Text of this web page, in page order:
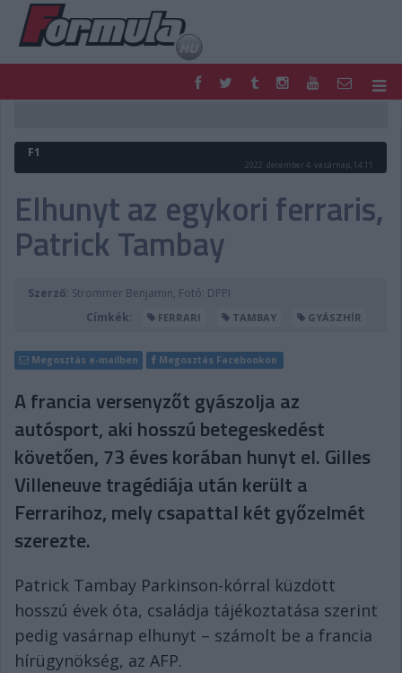
FORMULA
MOTOR
HAZAI
PODCAST
SHOP
LIVE
DIGITÁLIS MAGAZIN
PONTÁLLÁSOK
F1
2022. december 4. vasárnap, 14:11
Elhunyt az egykori ferraris,
Patrick Tambay
Szerző: Strommer Benjamin, Fotó: DPPI
Címkék:
FERRARI TAMBAY GYÁSZHÍR
Megosztás e-mailben Megosztás Facebookon
A francia versenyzőt gyászolja az
autósport, aki hosszú betegeskedést
követően, 73 éves korában hunyt el. Gilles
Villeneuve tragédiája után került a
Ferrarihoz, mely csapattal két győzelmét
szerezte.
Patrick Tambay Parkinson-kórral küzdött
hosszú évek óta, családja tájékoztatása szerint
pedig vasárnap elhunyt – számolt be a francia
hírügynökség, az AFP.